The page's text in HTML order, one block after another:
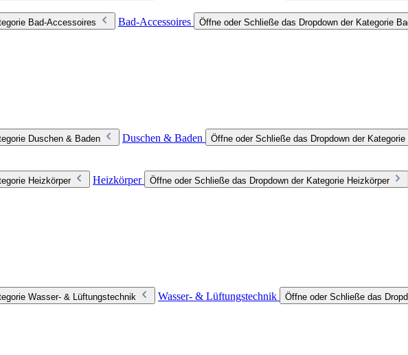
Bad-Accessoires Bad-Accessoires Öffne oder Schließe das Dropdown der Kategorie
Duschen & Baden Duschen & Baden Öffne oder Schließe das Dropdown der
Heizkörper Heizkörper Öffne oder Schließe das Dropdown der Kategorie Heizkörper
Wasser- & Lüftungstechnik Wasser- & Lüftungstechnik Öffne oder Schließe das